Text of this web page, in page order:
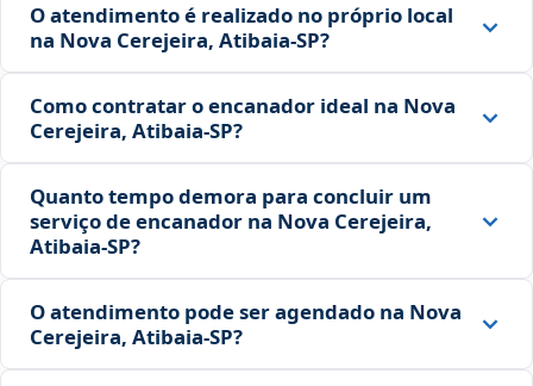
O atendimento é realizado no próprio local
na Nova Cerejeira, Atibaia‑SP?
Como contratar o encanador ideal na Nova
Cerejeira, Atibaia‑SP?
Quanto tempo demora para concluir um
serviço de encanador na Nova Cerejeira,
Atibaia‑SP?
O atendimento pode ser agendado na Nova
Cerejeira, Atibaia‑SP?